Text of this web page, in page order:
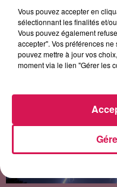
LES ARTICLES
Vous pouvez accepter en
sélectionnant les finalités et/
Vous pouvez également
accepter". Vos préférences
pouvez mettre à jour vos
moment via le lien "Gérer les